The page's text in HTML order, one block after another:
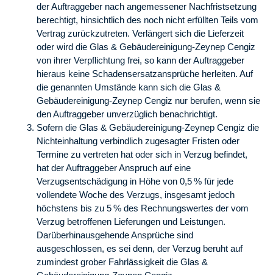
der Auftraggeber nach angemessener Nachfristsetzung
berechtigt, hinsichtlich des noch nicht erfüllten Teils vom
Vertrag zurückzutreten. Verlängert sich die Lieferzeit
oder wird die Glas & Gebäudereinigung-Zeynep Cengiz
von ihrer Verpflichtung frei, so kann der Auftraggeber
hieraus keine Schadensersatzansprüche herleiten. Auf
die genannten Umstände kann sich die Glas &
Gebäudereinigung-Zeynep Cengiz nur berufen, wenn sie
den Auftraggeber unverzüglich benachrichtigt.
Sofern die Glas & Gebäudereinigung-Zeynep Cengiz die
Nichteinhaltung verbindlich zugesagter Fristen oder
Termine zu vertreten hat oder sich in Verzug befindet,
hat der Auftraggeber Anspruch auf eine
Verzugsentschädigung in Höhe von 0,5 % für jede
vollendete Woche des Verzugs, insgesamt jedoch
höchstens bis zu 5 % des Rechnungswertes der vom
Verzug betroffenen Lieferungen und Leistungen.
Darüberhinausgehende Ansprüche sind
ausgeschlossen, es sei denn, der Verzug beruht auf
zumindest grober Fahrlässigkeit die Glas &